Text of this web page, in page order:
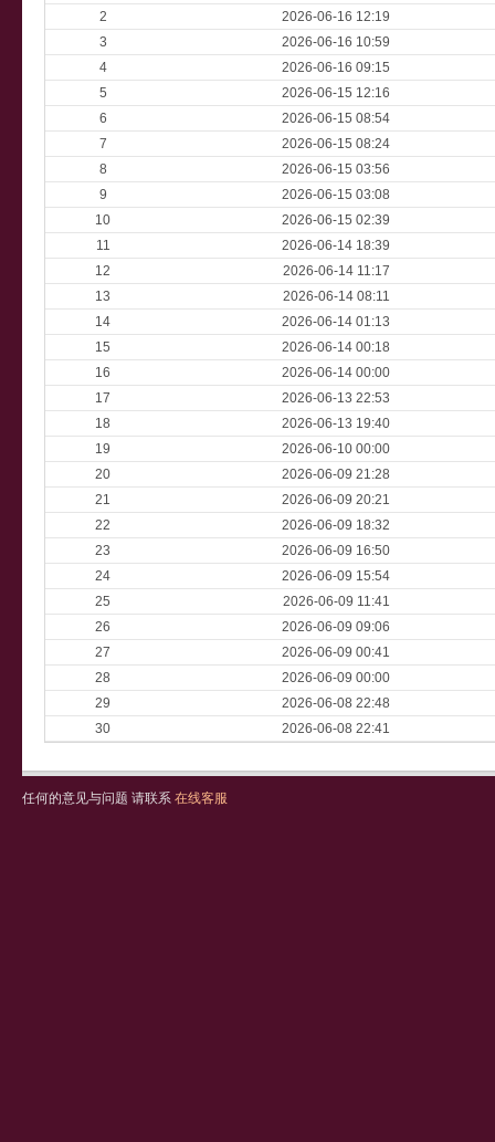
2
2026-06-16 12:19
3
2026-06-16 10:59
4
2026-06-16 09:15
5
2026-06-15 12:16
6
2026-06-15 08:54
7
2026-06-15 08:24
8
2026-06-15 03:56
9
2026-06-15 03:08
10
2026-06-15 02:39
11
2026-06-14 18:39
12
2026-06-14 11:17
13
2026-06-14 08:11
14
2026-06-14 01:13
15
2026-06-14 00:18
16
2026-06-14 00:00
17
2026-06-13 22:53
18
2026-06-13 19:40
19
2026-06-10 00:00
20
2026-06-09 21:28
21
2026-06-09 20:21
22
2026-06-09 18:32
23
2026-06-09 16:50
24
2026-06-09 15:54
25
2026-06-09 11:41
26
2026-06-09 09:06
27
2026-06-09 00:41
28
2026-06-09 00:00
29
2026-06-08 22:48
30
2026-06-08 22:41
任何的意见与问题 请联系 在线客服